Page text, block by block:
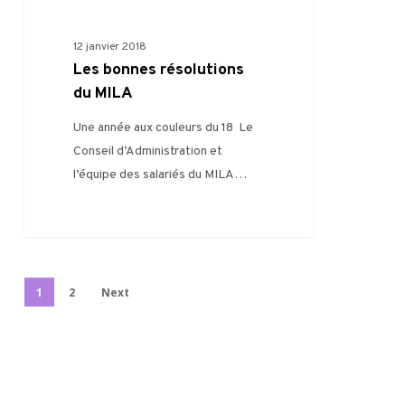
12 janvier 2018
Les bonnes résolutions
du MILA
Une année aux couleurs du 18 Le
Conseil d’Administration et
l’équipe des salariés du MILA…
1 2 Next